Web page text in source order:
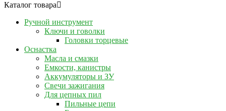
Каталог товара
Ручной инструмент
Ключи и говолки
Головки торцевые
Оснастка
Масла и смазки
Емкости, канистры
Аккумуляторы и ЗУ
Свечи зажигания
Для цепных пил
Пильные цепи